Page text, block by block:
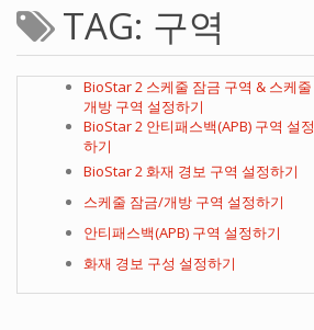
TAG: 구역
BioStar 2 스케줄 잠금 구역 & 스케줄
개방 구역 설정하기
BioStar 2 안티패스백(APB) 구역 설정
하기
BioStar 2 화재 경보 구역 설정하기
스케줄 잠금/개방 구역 설정하기
안티패스백(APB) 구역 설정하기
화재 경보 구성 설정하기